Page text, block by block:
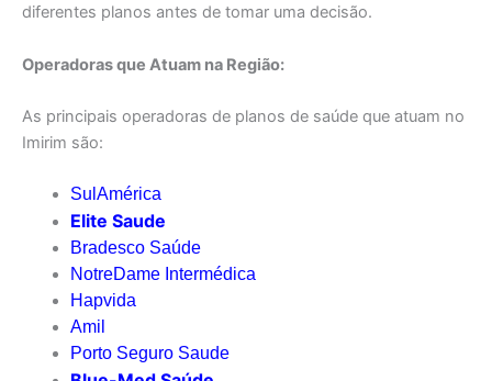
diferentes planos antes de tomar uma decisão.
Operadoras que Atuam na Região:
As principais operadoras de planos de saúde que atuam no
Imirim são:
SulAmérica
Elite Saude
Bradesco Saúde
NotreDame Intermédica
Hapvida
Amil
Porto Seguro Saude